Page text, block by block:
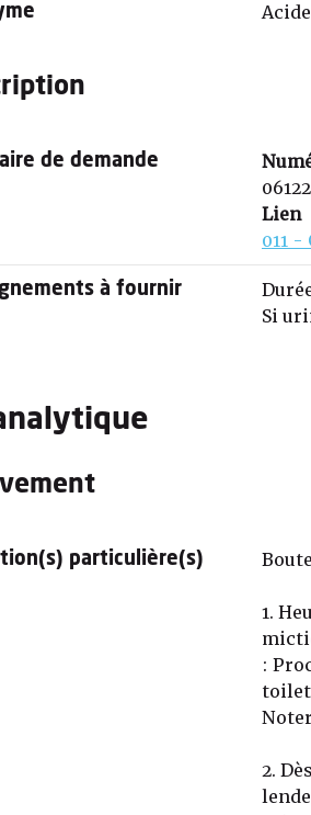
de demande
Lien
011
à fournir
Si
particulière(s)
1.
:
2.